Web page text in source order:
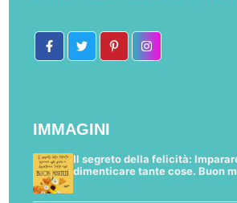
IMMAGINI
Il segreto della felicità:
dimenticare tante cose. Buon